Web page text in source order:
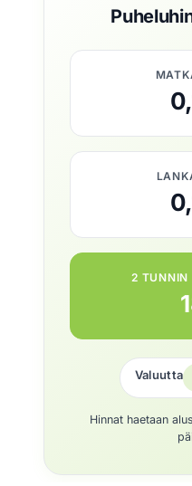
2 TUNNIN
Valuutta
Hinnat haetaan